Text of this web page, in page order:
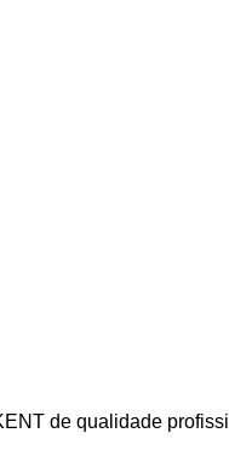
de qualidade